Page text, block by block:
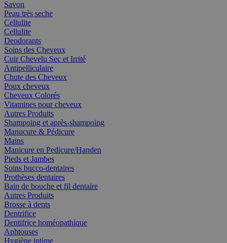
Savon
Peau très seche
Cellulite
Cellulite
Deodorants
Soins des Cheveux
Cuir Chevelu Sec et Irrité
Antipelliculaire
Chute des Cheveux
Poux cheveux
Cheveux Colorés
Vitamines pour cheveux
Autres Produits
Shampoing et après-shampoing
Manucure & Pédicure
Mains
Manicure en Pedicure/Handen
Pieds et Jambes
Soins bucco-dentaires
Prothèses dentaires
Bain de bouche et fil dentaire
Autres Produits
Brosse à dents
Dentrifice
Dentifrice homéopathique
Aphtouses
Hygiène intime